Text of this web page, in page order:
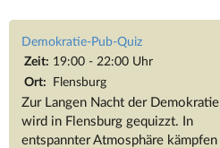
Demokratie-Pub-Quiz
Zeit: 19:00 - 22:00 Uhr
Ort: Flensburg
Zur Langen Nacht der Demokratie
wird in Flensburg gequizzt. In
entspannter Atmosphäre kämpfen